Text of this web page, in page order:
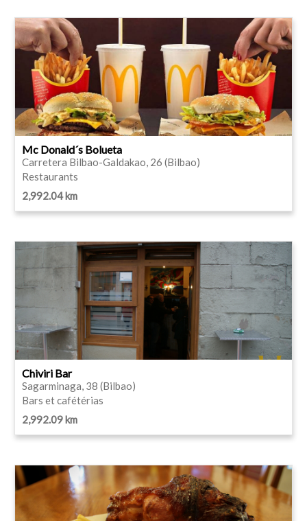
Mc Donald´s Bolueta
Carretera Bilbao-Galdakao, 26 (Bilbao)
Restaurants
2,992.04 km
Chiviri Bar
Sagarminaga, 38 (Bilbao)
Bars et cafétérias
2,992.09 km